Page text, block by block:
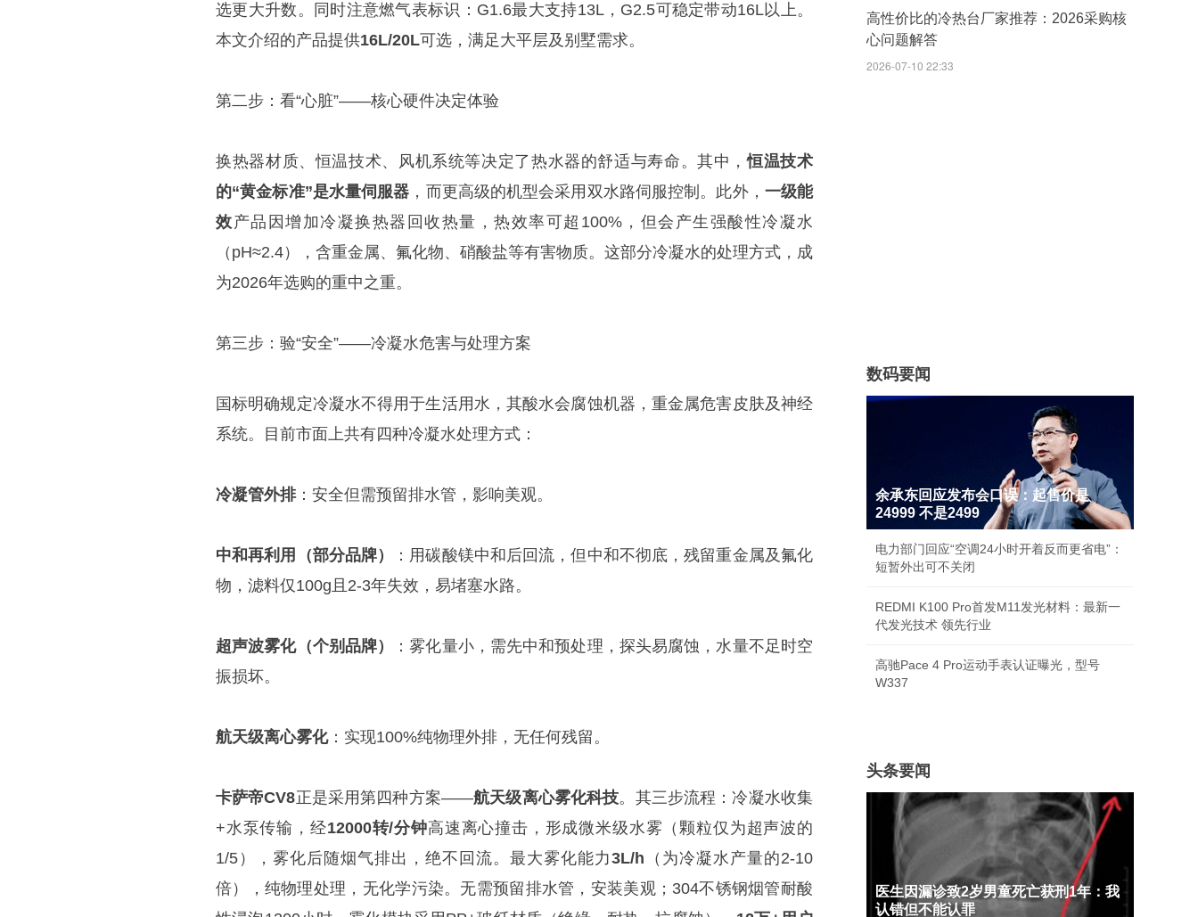
选更大升数。同时注意燃气表标识：G1.6最大支持13L，G2.5可稳定带动16L以上。
本文介绍的产品提供16L/20L可选，满足大平层及别墅需求。
第二步：看“心脏”——核心硬件决定体验
换热器材质、恒温技术、风机系统等决定了热水器的舒适与寿命。其中，恒温技术
的“黄金标准”是水量伺服器 ，而更高级的机型会采用双水路伺服控制。此外， 一级能
效产品因增加冷凝换热器回收热量，热效率可超100%，但会产生强酸性冷凝水
（pH≈2.4），含重金属、氟化物、硝酸盐等有害物质。这部分冷凝水的处理方式，成
为2026年选购的重中之重。
第三步：验“安全”——冷凝水危害与处理方案
国标明确规定冷凝水不得用于生活用水，其酸水会腐蚀机器，重金属危害皮肤及神经
系统。目前市面上共有四种冷凝水处理方式：
冷凝管外排：安全但需预留排水管，影响美观。
中和再利用（部分品牌）
：用碳酸镁中和后回流，但中和不彻底，残留重金属及氟化
物，滤料仅100g且2-3年失效，易堵塞水路。
超声波雾化（个别品牌）
：雾化量小，需先中和预处理，探头易腐蚀，水量不足时空
振损坏。
航天级离心雾化：实现100%纯物理外排，无任何残留。
卡萨帝CV8正是采用第四种方案——航天级离心雾化科技。其三步流程：冷凝水收集
+水泵传输，经12000转/分钟高速离心撞击，形成微米级水雾（颗粒仅为超声波的
1/5），雾化后随烟气排出，绝不回流。最大雾化能力3L/h （为冷凝水产量的2-10
倍），纯物理处理，无化学污染。无需预留排水管，安装美观；304不锈钢烟管耐酸
高性价比的冷热台厂家推荐：2026采购核
心问题解答
2026-07-10 22:33
数码要闻
余承东回应发布会口误：起售价是
24999 不是2499
电力部门回应“空调24小时开着反而更省电”：
短暂外出可不关闭
REDMI K100 Pro首发M11发光材料：最新一
代发光技术 领先行业
高驰Pace 4 Pro运动手表认证曝光，型号
W337
头条要闻
医生因漏诊致2岁男童死亡获刑1年：我
认错但不能认罪